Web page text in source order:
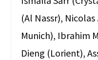
(Al Nassr),
Munich), Ibrahim
Dieng (Lorient),